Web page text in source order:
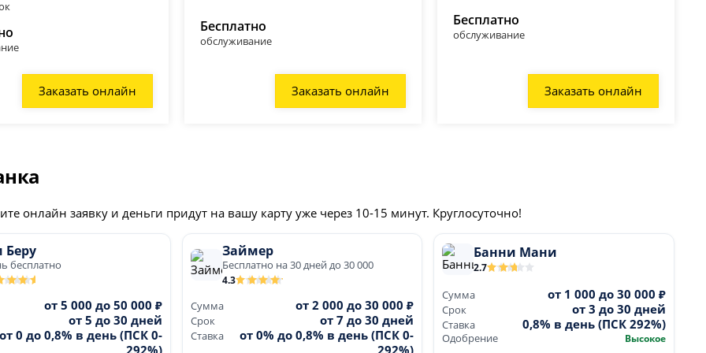
до 23:00;
с 10:00 до 21:00;
22:00;
Заказать онлайн
Бесплатно
обслуживание
Заказать онлайн
Бесплатно
обслуживание
Заказать онлайн
онлайн заявку и деньги придут на вашу карту уже через 10-15 минут. Круглосуточно!
Беру
бесплатно
от 5 000 до 50 000 ₽
от 5 до 30 дней
от 0 до 0,8% в день (ПСК 0-
292%)
Займер
Бесплатно на 30 дней до 30 000
4.3
Сумма от 2 000 до 30 000 ₽
Срок от 7 до 30 дней
Ставка
от 0% до 0,8% в день (ПСК 0-
292%)
Банни Мани
2.7
Сумма от 1 000 до 30 000 ₽
Срок от 3 до 30 дней
Ставка 0,8% в день (ПСК 292%)
Одобрение Высокое